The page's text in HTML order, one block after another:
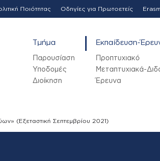
Ποιότητας Οδηγίες για Πρωτοετείς
Τμήμα
Παρουσίαση
Υποδομές
Διοίκηση
Εκπαίδευση-
Προπτυχιακό
Μεταπτυχιακά-
Έρευνα
(Εξεταστική Σεπτεμβρίου 2021)